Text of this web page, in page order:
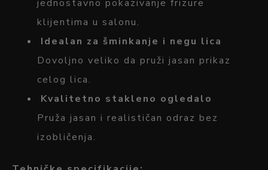
jednostavno pokazivanje frizure
klijentima u salonu.
Idealan za šminkanje i negu lica
Dovoljno veliko da pruži jasan prikaz
celog lica.
Kvalitetno stakleno ogledalo
Pruža jasan i realističan odraz bez
izobličenja.